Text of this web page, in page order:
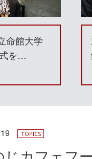
命館大学
を…
TOPICS